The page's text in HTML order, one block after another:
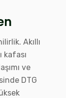
Akıllı
kafası
ve
DTG